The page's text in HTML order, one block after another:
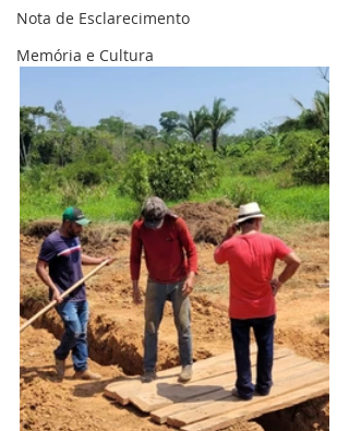
Nota de Esclarecimento
Memória e Cultura